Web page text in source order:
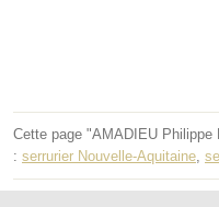
Cette page "AMADIEU
: serrurier Nouvelle-Aquitaine